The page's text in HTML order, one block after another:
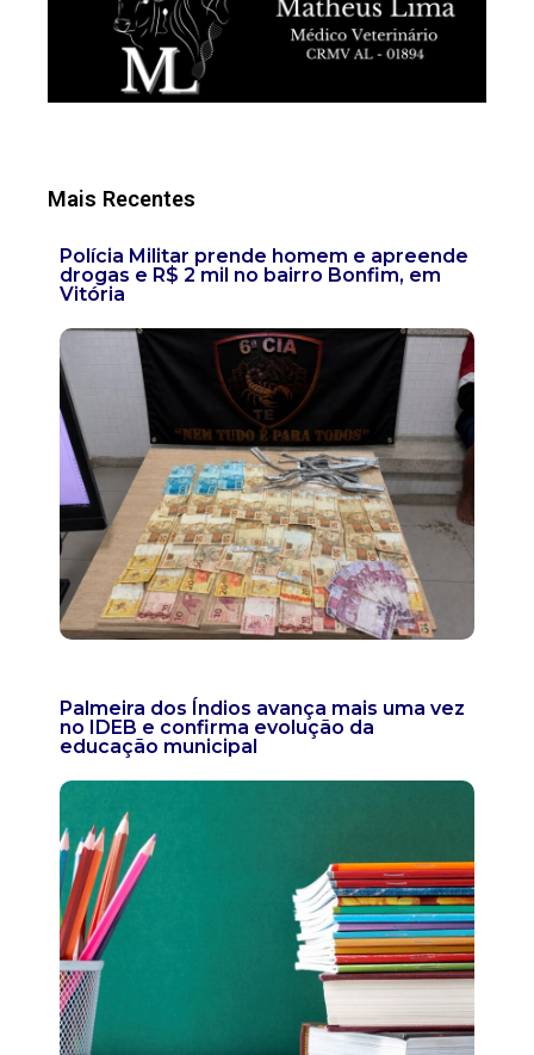
Mais Recentes
Polícia Militar prende homem e apreende
drogas e R$ 2 mil no bairro Bonfim, em
Vitória
Palmeira dos Índios avança mais uma vez
no IDEB e confirma evolução da
educação municipal